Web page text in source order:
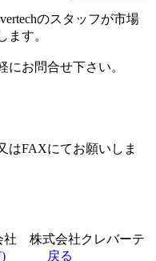
のスタッフが市場
ます。
にお問合せ下さい。
はFAXにてお願いしま
社 株式会社クレバーテ
戻る